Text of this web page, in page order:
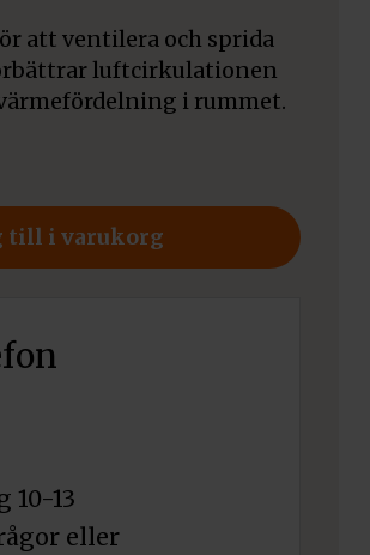
att ventilera och sprida
luftcirkulationen
i rummet.
till i varukorg
10-13
eller